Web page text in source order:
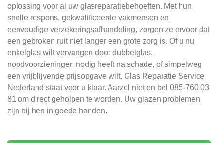
oplossing voor al uw glasreparatiebehoeften. Met hun
snelle respons, gekwalificeerde vakmensen en
eenvoudige verzekeringsafhandeling, zorgen ze ervoor dat
een gebroken ruit niet langer een grote zorg is. Of u nu
enkelglas wilt vervangen door dubbelglas,
noodvoorzieningen nodig heeft na schade, of simpelweg
een vrijblijvende prijsopgave wilt, Glas Reparatie Service
Nederland staat voor u klaar. Aarzel niet en bel 085-760 03
81 om direct geholpen te worden. Uw glazen problemen
zijn bij hen in goede handen.